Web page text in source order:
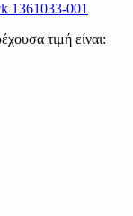
1361033-001
τιμή είναι: